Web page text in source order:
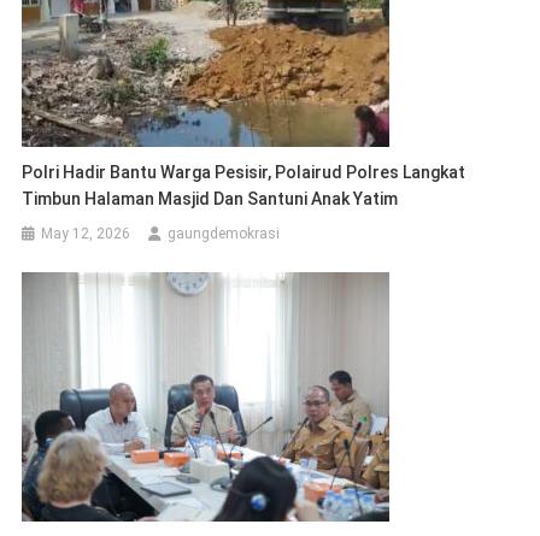
Polri Hadir Bantu Warga Pesisir, Polairud Polres Langkat
Timbun Halaman Masjid Dan Santuni Anak Yatim
May 12, 2026 gaungdemokrasi